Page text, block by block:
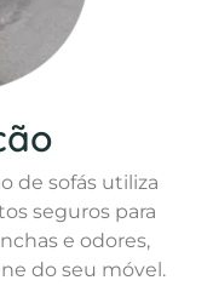
de sofás utiliza
seguros para
e odores,
do seu móvel.